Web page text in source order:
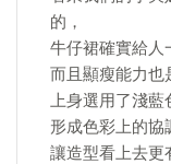
的，
牛仔裙確實給人
而且顯瘦能力也
上身選用了淺藍
形成色彩上的協
讓造型看上去更